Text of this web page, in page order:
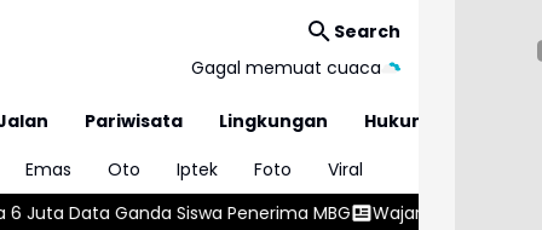
Search
Gagal memuat cuaca
Pariwisata Lingkungan
Hukum
Emas
Oto Iptek Foto
Viral
Penerima MBG
Wajar atau Bahaya? , Kenali 5 Penyebab